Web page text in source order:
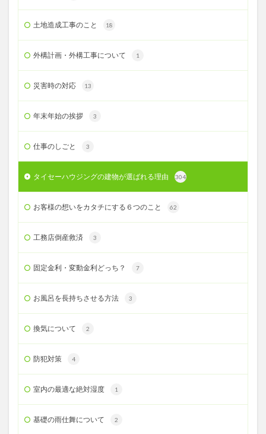
土地造成工事のこと 18
外構計画・外構工事について 1
災害時の対応 13
年末年始の挨拶 3
仕事のしごと 3
タイセーハウジングの建物が選ばれる理由 304
お客様の想いをカタチにする６つのこと 62
工務店倒産救済 3
固定金利・変動金利どっち？ 7
お風呂を長持ちさせる方法 3
換気について 2
防犯対策 4
室内の最適な絶対湿度 1
基礎の雨仕舞について 2